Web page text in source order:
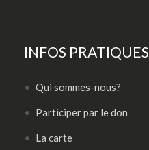
INFOS PRATIQUES
Qui sommes-nous?
Participer par le don
La carte